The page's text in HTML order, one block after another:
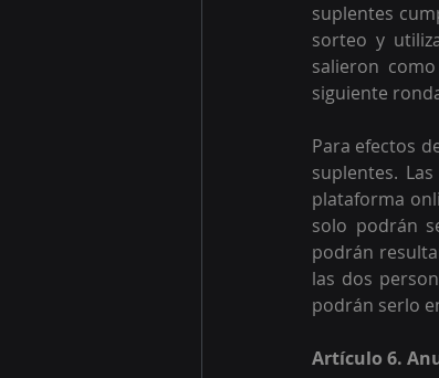
suplentes
sorteo y
salieron
siguiente
Para efectos
suplentes.
plataforma
solo podrán
podrán
las dos
podrán serlo
Artículo 6.